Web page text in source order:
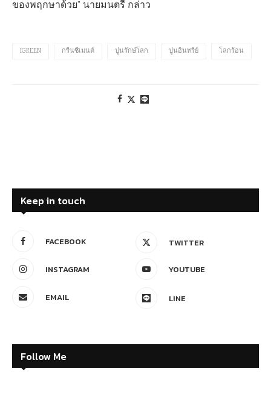
ของพฤกษาด้วย” นายมนตรี กล่าว
IGREEN กรีนซีเมนต์ ปูนรักษ์โลก ปูนอินทรีย์ โลกร้อน
Keep in touch
FACEBOOK TWITTER
INSTAGRAM YOUTUBE
EMAIL LINE
Follow Me